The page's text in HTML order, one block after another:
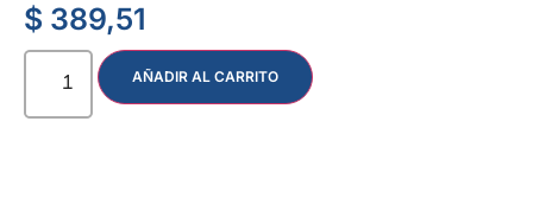
$ 389,51
AÑADIR AL CARRITO